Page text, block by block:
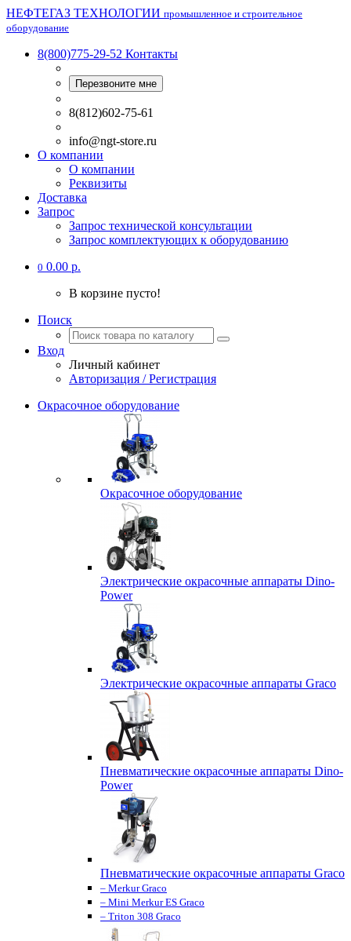
НЕФТЕГАЗ ТЕХНОЛОГИИ промышленное и строительное
оборудование
8(800)775-29-52 Контакты
Перезвоните мне
8(812)602-75-61
info@ngt-store.ru
О компании
О компании
Реквизиты
Доставка
Запрос
Запрос технической консультации
Запрос комплектующих к оборудованию
0 0.00 р.
В корзине пусто!
Поиск
Вход
Личный кабинет
Авторизация / Регистрация
Окрасочное оборудование
Окрасочное оборудование
Электрические окрасочные аппараты Dino-
Power
Электрические окрасочные аппараты Graco
Пневматические окрасочные аппараты Dino-
Power
Пневматические окрасочные аппараты Graco
– Merkur Graco
– Mini Merkur ES Graco
– Triton 308 Graco